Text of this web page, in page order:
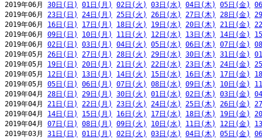
2019年06月 30日(日) 01日(月) 02日(火) 03日(水) 04日(木) 05日(金)
2019年06月 23日(日) 24日(月) 25日(火) 26日(水) 27日(木) 28日(金)
2019年06月 16日(日) 17日(月) 18日(火) 19日(水) 20日(木) 21日(金)
2019年06月 09日(日) 10日(月) 11日(火) 12日(水) 13日(木) 14日(金)
2019年06月 02日(日) 03日(月) 04日(火) 05日(水) 06日(木) 07日(金)
2019年05月 26日(日) 27日(月) 28日(火) 29日(水) 30日(木) 31日(金)
2019年05月 19日(日) 20日(月) 21日(火) 22日(水) 23日(木) 24日(金)
2019年05月 12日(日) 13日(月) 14日(火) 15日(水) 16日(木) 17日(金)
2019年05月 05日(日) 06日(月) 07日(火) 08日(水) 09日(木) 10日(金)
2019年04月 28日(日) 29日(月) 30日(火) 01日(水) 02日(木) 03日(金)
2019年04月 21日(日) 22日(月) 23日(火) 24日(水) 25日(木) 26日(金)
2019年04月 14日(日) 15日(月) 16日(火) 17日(水) 18日(木) 19日(金)
2019年04月 07日(日) 08日(月) 09日(火) 10日(水) 11日(木) 12日(金)
2019年03月 31日(日) 01日(月) 02日(火) 03日(水) 04日(木) 05日(金)